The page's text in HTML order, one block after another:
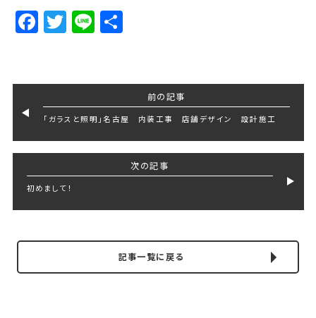
Facebook
Twitter
LineShare
前の記事
「ガラスと照明」名古屋 内装工事 店舗デザイン 設計施工
次の記事
初めまして！
記事一覧に戻る